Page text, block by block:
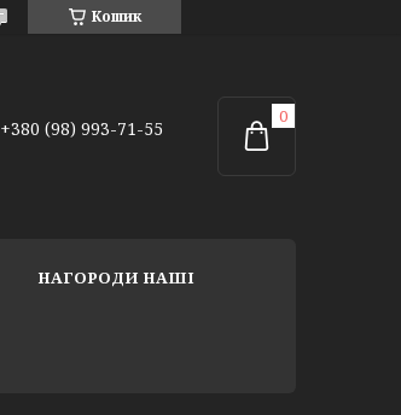
Кошик
+380 (98) 993-71-55
НАГОРОДИ НАШІ